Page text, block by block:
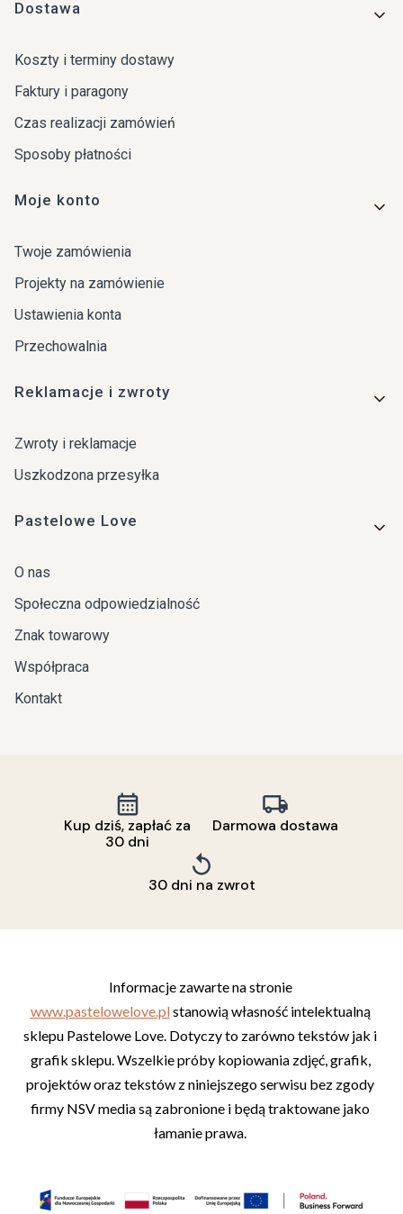
Dostawa
Koszty i terminy dostawy
Faktury i paragony
Czas realizacji zamówień
Sposoby płatności
Moje konto
Twoje zamówienia
Projekty na zamówienie
Ustawienia konta
Przechowalnia
Reklamacje i zwroty
Zwroty i reklamacje
Uszkodzona przesyłka
Pastelowe Love
O nas
Społeczna odpowiedzialność
Znak towarowy
Współpraca
Kontakt
Kup dziś, zapłać za
30 dni
Darmowa dostawa
30 dni na zwrot
Informacje zawarte na stronie
www.pastelowelove.pl stanowią własność intelektualną
sklepu Pastelowe Love. Dotyczy to zarówno tekstów jak i
grafik sklepu. Wszelkie próby kopiowania zdjęć, grafik,
projektów oraz tekstów z niniejszego serwisu bez zgody
firmy NSV media są zabronione i będą traktowane jako
łamanie prawa.